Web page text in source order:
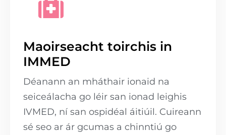
Maoirseacht toirchis in
IMMED
Déanann an mháthair ionaid na
seiceálacha go léir san ionad leighis
IVMED, ní san ospidéal áitiúil. Cuireann
sé seo ar ár gcumas a chinntiú go